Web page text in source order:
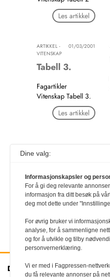
Les artikkel
ARTIKKEL -
VITENSKAP
01/03/2001
Tabell 3.
Fagartikler
Vitenskap Tabell 3.
Les artikkel
Den norske
Dine valg:
Informasjonskapsler og
For å gi deg relevante
informasjon fra ditt besøk på
deg mot dette under
For øvrig bruker vi
analyse, for å sammenligne
og for å utvikle og tilby
personvernerklæring.
Vi er med i Fagpressen-
du få relevante annonser på